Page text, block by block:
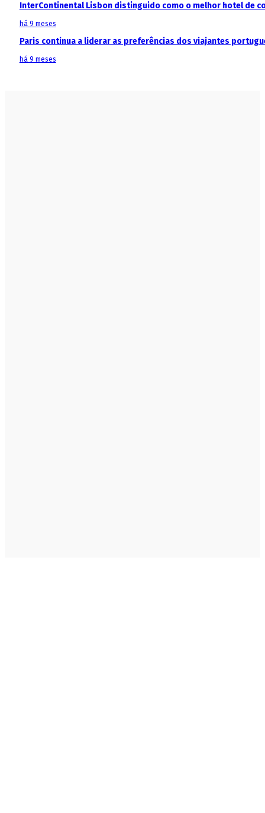
InterContinental Lisbon distinguido como o melhor hotel de
há 9 meses
Paris continua a liderar as preferências dos viajantes
há 9 meses